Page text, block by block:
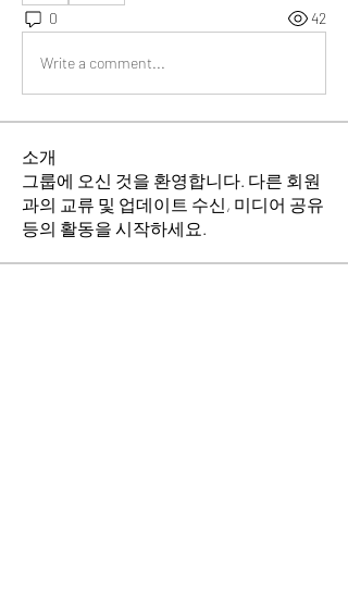
0 42
Write a comment...
소개
그룹에 오신 것을 환영합니다. 다른 회원
과의 교류 및 업데이트 수신, 미디어 공유
등의 활동을 시작하세요.